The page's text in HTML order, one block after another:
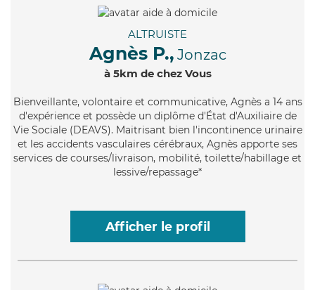
ALTRUISTE
Agnès P., Jonzac
à 5km de chez Vous
Bienveillante, volontaire et communicative, Agnès a 14 ans
d'expérience et possède un diplôme d'État d'Auxiliaire de
Vie Sociale (DEAVS). Maitrisant bien l'incontinence urinaire
et les accidents vasculaires cérébraux, Agnès apporte ses
services de courses/livraison, mobilité, toilette/habillage et
lessive/repassage*
Afficher le profil